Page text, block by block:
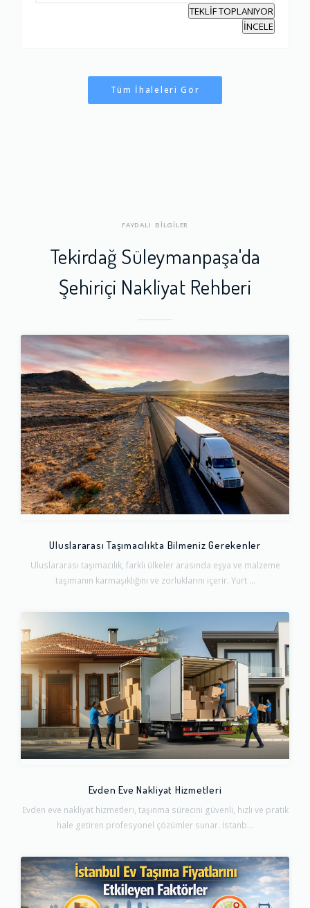
TEKLİF TOPLANIYOR
İNCELE
Tüm İhaleleri Gör
FAYDALI BİLGİLER
Tekirdağ Süleymanpaşa'da
Şehiriçi Nakliyat Rehberi
Uluslararası Taşımacılıkta Bilmeniz Gerekenler
Uluslararası taşımacılık, farklı ülkeler arasında eşya ve malzeme
taşımanın karmaşıklığını ve zorluklarını içerir. Yurt ...
Evden Eve Nakliyat Hizmetleri
Evden eve nakliyat hizmetleri, taşınma sürecini güvenli, hızlı ve pratik
hale getiren profesyonel çözümler sunar. İstanb...